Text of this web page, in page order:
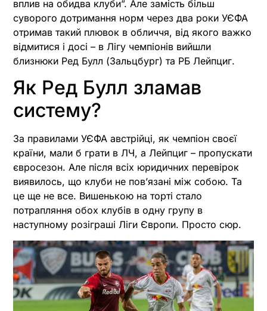
вплив на обидва клуби”. Але замість більш
суворого дотримання норм через два роки УЄФА
отримав такий плювок в обличчя, від якого важко
відмитися і досі – в Лігу чемпіонів вийшли
близнюки Ред Булл (Зальцбург) та РБ Лейпциг.
Як Ред Булл зламав
систему?
За правилами УЄФА австрійці, як чемпіон своєї
країни, мали б грати в ЛЧ, а Лейпциг – пропускати
євросезон. Але після всіх юридичних перевірок
виявилось, що клуби не повʼязані між собою. Та
це ще не все. Вишенькою на торті стало
потрапляння обох клубів в одну групу в
наступному розіграші Ліги Європи. Просто сюр.